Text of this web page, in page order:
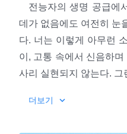
전능자의 생명 공급에
데가 없음에도 여전히 눈
다. 너는 이렇게 아무런
이, 고통 속에서 신음하
사리 실현되지 않는다.
더보기